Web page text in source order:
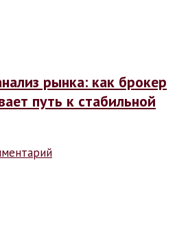
рынка: как брокер
путь к стабильной